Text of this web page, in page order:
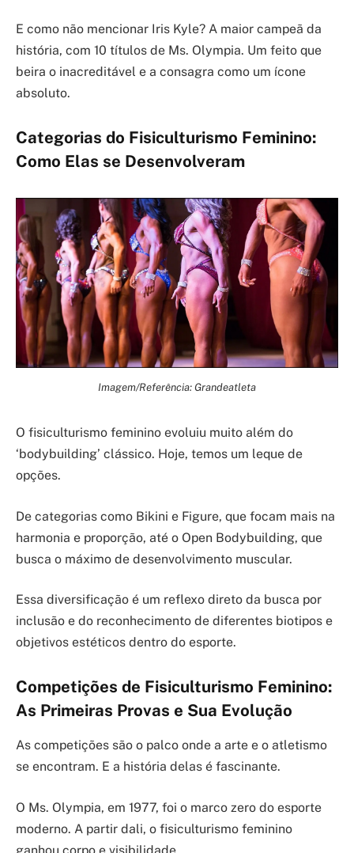
E como não mencionar Iris Kyle? A maior campeã da
história, com 10 títulos de Ms. Olympia. Um feito que
beira o inacreditável e a consagra como um ícone
absoluto.
Categorias do Fisiculturismo Feminino:
Como Elas se Desenvolveram
Imagem/Referência: Grandeatleta
O fisiculturismo feminino evoluiu muito além do
‘bodybuilding’ clássico. Hoje, temos um leque de
opções.
De categorias como Bikini e Figure, que focam mais na
harmonia e proporção, até o Open Bodybuilding, que
busca o máximo de desenvolvimento muscular.
Essa diversificação é um reflexo direto da busca por
inclusão e do reconhecimento de diferentes biotipos e
objetivos estéticos dentro do esporte.
Competições de Fisiculturismo Feminino:
As Primeiras Provas e Sua Evolução
As competições são o palco onde a arte e o atletismo
se encontram. E a história delas é fascinante.
O Ms. Olympia, em 1977, foi o marco zero do esporte
moderno. A partir dali, o fisiculturismo feminino
ganhou corpo e visibilidade.